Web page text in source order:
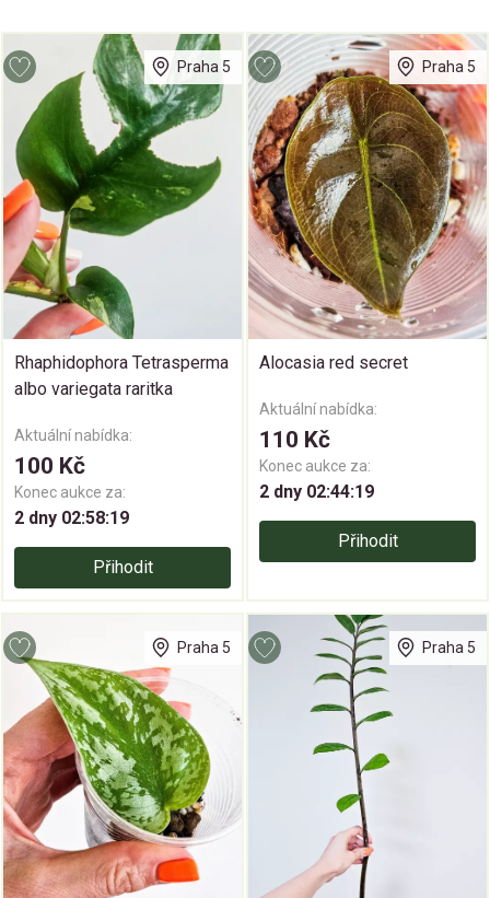
Praha 5
Rhaphidophora Tetrasperma
albo variegata raritka
Aktuální nabídka:
100 Kč
Konec aukce za:
2 dny 02:58:19
Přihodit
Praha 5
Alocasia red secret
Aktuální nabídka:
110 Kč
Konec aukce za:
2 dny 02:44:19
Přihodit
Praha 5 Praha 5